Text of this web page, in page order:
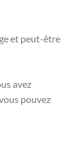
et peut-être
avez
pouvez